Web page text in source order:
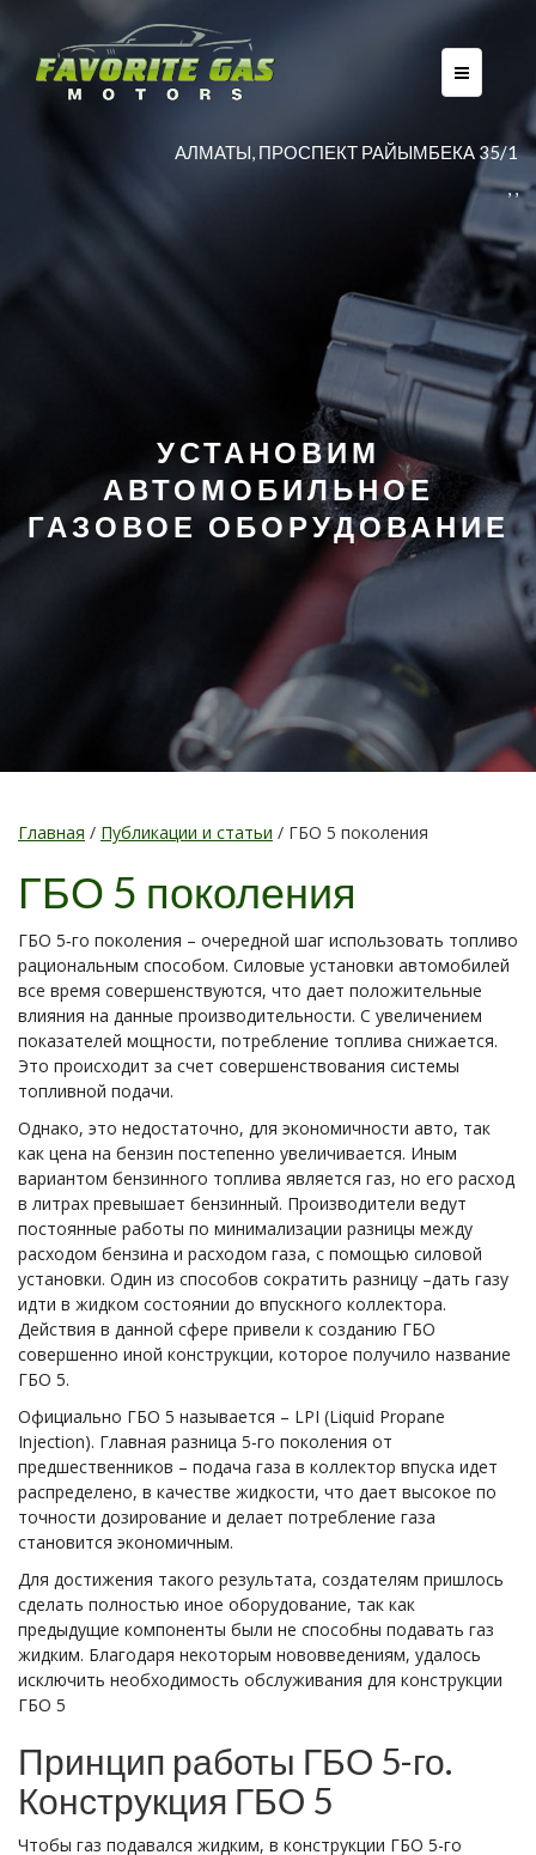
AЛМАТЫ, ПРОСПЕКТ РАЙЫМБЕКА 35/1
,,
УСТАНОВИМ
АВТОМОБИЛЬНОЕ
ГАЗОВОЕ ОБОРУДОВАНИЕ
Главная / Публикации и статьи / ГБО 5 поколения
ГБО 5 поколения
ГБО 5‐го поколения – очередной шаг использовать топливо
рациональным способом. Силовые установки автомобилей
все время совершенствуются, что дает положительные
влияния на данные производительности. С увеличением
показателей мощности, потребление топлива снижается.
Это происходит за счет совершенствования системы
топливной подачи.
Однако, это недостаточно, для экономичности авто, так
как цена на бензин постепенно увеличивается. Иным
вариантом бензинного топлива является газ, но его расход
в литрах превышает бензинный. Производители ведут
постоянные работы по минимализации разницы между
расходом бензина и расходом газа, с помощью силовой
установки. Один из способов сократить разницу –дать газу
идти в жидком состоянии до впускного коллектора.
Действия в данной сфере привели к созданию ГБО
совершенно иной конструкции, которое получило название
ГБО 5.
Официально ГБО 5 называется – LPI (Liquid Propane
Injection). Главная разница 5‐го поколения от
предшественников – подача газа в коллектор впуска идет
распределено, в качестве жидкости, что дает высокое по
точности дозирование и делает потребление газа
становится экономичным.
Для достижения такого результата, создателям пришлось
сделать полностью иное оборудование, так как
предыдущие компоненты были не способны подавать газ
жидким. Благодаря некоторым нововведениям, удалось
исключить необходимость обслуживания для конструкции
ГБО 5
Принцип работы ГБО 5-го.
Конструкция ГБО 5
Чтобы газ подавался жидким, в конструкции ГБО 5-го